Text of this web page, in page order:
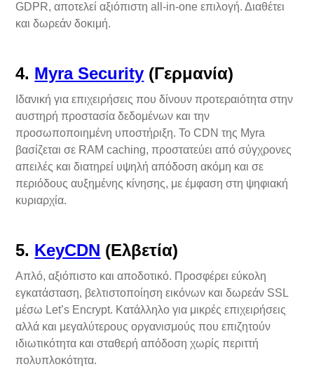
GDPR, αποτελεί αξιόπιστη all-in-one επιλογή. Διαθέτει
και δωρεάν δοκιμή.
4. Myra Security (Γερμανία)
Ιδανική για επιχειρήσεις που δίνουν προτεραιότητα στην
αυστηρή προστασία δεδομένων και την
προσωποποιημένη υποστήριξη. Το CDN της Myra
βασίζεται σε RAM caching, προστατεύει από σύγχρονες
απειλές και διατηρεί υψηλή απόδοση ακόμη και σε
περιόδους αυξημένης κίνησης, με έμφαση στη ψηφιακή
κυριαρχία.
5. KeyCDN (Ελβετία)
Απλό, αξιόπιστο και αποδοτικό. Προσφέρει εύκολη
εγκατάσταση, βελτιστοποίηση εικόνων και δωρεάν SSL
μέσω Let’s Encrypt. Κατάλληλο για μικρές επιχειρήσεις
αλλά και μεγαλύτερους οργανισμούς που επιζητούν
ιδιωτικότητα και σταθερή απόδοση χωρίς περιττή
πολυπλοκότητα.